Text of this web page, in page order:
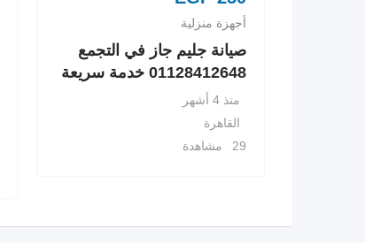
أجهزة منزلية
صيانة جليم جاز في التجمع
01128412648 خدمة سريعة
منذ 4 أشهر
القاهرة
29 مشاهدة